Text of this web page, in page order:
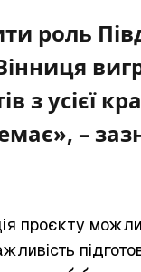
роль
з усієї
–
проєкту